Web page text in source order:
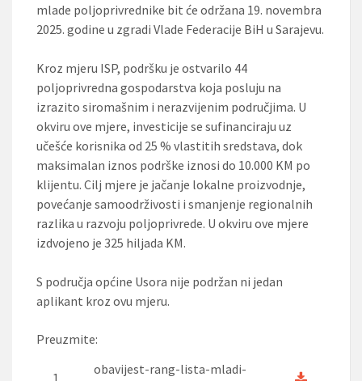
mlade poljoprivrednike bit će održana 19. novembra
2025. godine u zgradi Vlade Federacije BiH u Sarajevu.
Kroz mjeru ISP, podršku je ostvarilo 44
poljoprivredna gospodarstva koja posluju na
izrazito siromašnim i nerazvijenim područjima. U
okviru ove mjere, investicije se sufinanciraju uz
učešće korisnika od 25 % vlastitih sredstava, dok
maksimalan iznos podrške iznosi do 10.000 KM po
klijentu. Cilj mjere je jačanje lokalne proizvodnje,
povećanje samoodrživosti i smanjenje regionalnih
razlika u razvoju poljoprivrede. U okviru ove mjere
izdvojeno je 325 hiljada KM.
S područja općine Usora nije podržan ni jedan
aplikant kroz ovu mjeru.
Preuzmite:
1.
obavijest-rang-lista-mladi-